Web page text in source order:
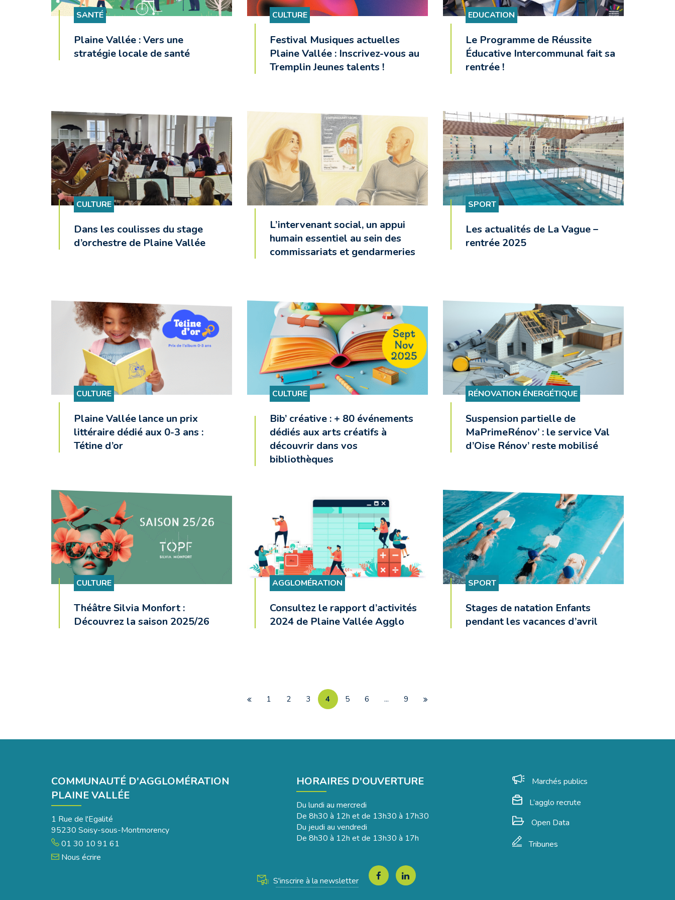
SANTÉ
Plaine Vallée : Vers une
stratégie locale de santé
CULTURE
Festival Musiques actuelles
Plaine Vallée : Inscrivez-vous au
Tremplin Jeunes talents !
EDUCATION
Le Programme de Réussite
Éducative Intercommunal fait sa
rentrée !
CULTURE
Dans les coulisses du stage
d’orchestre de Plaine Vallée
L’intervenant social, un appui
humain essentiel au sein des
commissariats et gendarmeries
SPORT
Les actualités de La Vague –
rentrée 2025
CULTURE
Plaine Vallée lance un prix
littéraire dédié aux 0-3 ans :
Tétine d’or
CULTURE
Bib’ créative : + 80 événements
dédiés aux arts créatifs à
découvrir dans vos
bibliothèques
RÉNOVATION ÉNERGÉTIQUE
Suspension partielle de
MaPrimeRénov’ : le service Val
d’Oise Rénov’ reste mobilisé
CULTURE
Théâtre Silvia Monfort :
Découvrez la saison 2025/26
AGGLOMÉRATION
Consultez le rapport d’activités
2024 de Plaine Vallée Agglo
SPORT
Stages de natation Enfants
pendant les vacances d’avril
Page 1 2 3 4 5 6 ... 9
Page
COMMUNAUTÉ D'AGGLOMÉRATION
PLAINE VALLÉE
1 Rue de l'Egalité
95230 Soisy-sous-Montmorency
01 30 10 91 61
Nous écrire
HORAIRES D'OUVERTURE
Du lundi au mercredi
De 8h30 à 12h et de 13h30 à 17h30
Du jeudi au vendredi
De 8h30 à 12h et de 13h30 à 17h
Marchés publics
L’agglo recrute
Open Data
Tribunes
S'inscrire à la newsletter
Lien
Lien